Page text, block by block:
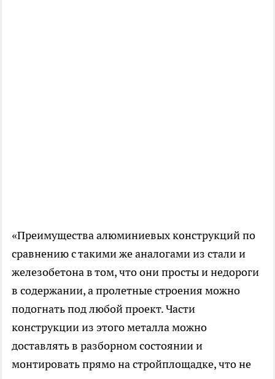
«Преимущества алюминиевых конструкций по
сравнению с такими же аналогами из стали и
железобетона в том, что они просты и недороги
в содержании, а пролетные строения можно
подогнать под любой проект. Части
конструкции из этого металла можно
доставлять в разборном состоянии и
монтировать прямо на стройплощадке, что не